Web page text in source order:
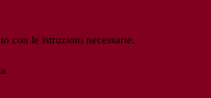
con le istruzioni necessarie.